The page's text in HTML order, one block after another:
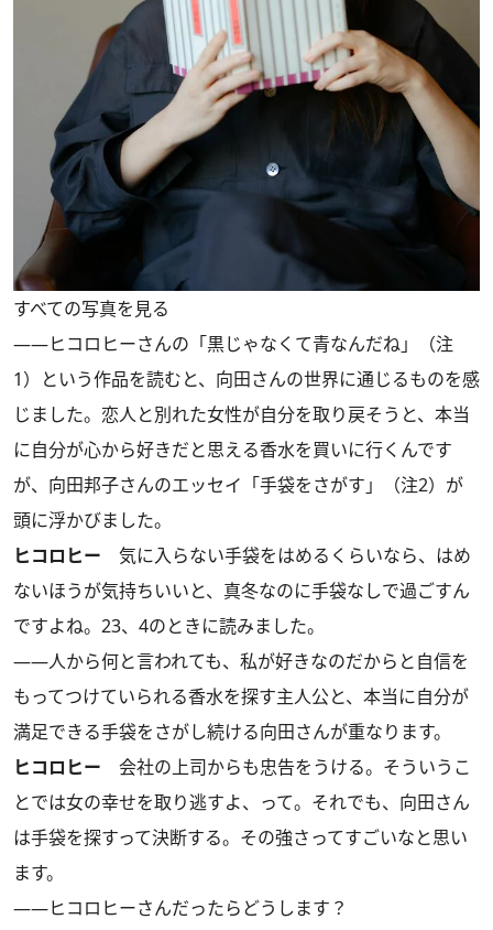
すべての写真を見る
――ヒコロヒーさんの「黒じゃなくて青なんだね」（注
1）という作品を読むと、向田さんの世界に通じるものを感
じました。恋人と別れた女性が自分を取り戻そうと、本当
に自分が心から好きだと思える香水を買いに行くんです
が、向田邦子さんのエッセイ「手袋をさがす」（注2）が
頭に浮かびました。
ヒコロヒー 気に入らない手袋をはめるくらいなら、はめ
ないほうが気持ちいいと、真冬なのに手袋なしで過ごすん
ですよね。23、4のときに読みました。
――人から何と言われても、私が好きなのだからと自信を
もってつけていられる香水を探す主人公と、本当に自分が
満足できる手袋をさがし続ける向田さんが重なります。
ヒコロヒー 会社の上司からも忠告をうける。そういうこ
とでは女の幸せを取り逃すよ、って。それでも、向田さん
は手袋を探すって決断する。その強さってすごいなと思い
ます。
――ヒコロヒーさんだったらどうします？